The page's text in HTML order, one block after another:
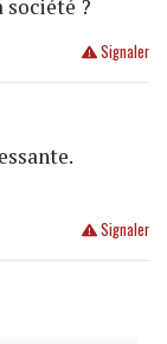
société ?
Signaler
Signaler